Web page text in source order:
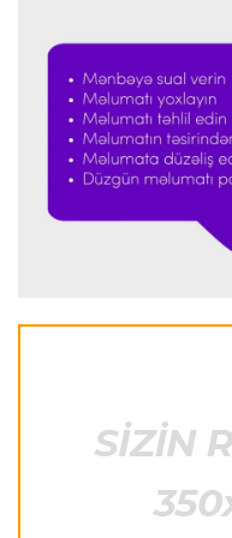
İtaliya S.A. 23:59 05.08.2026
"Ümid edirəm ki,
"Yuventus" PSJ-nin
"Atletiko"nun